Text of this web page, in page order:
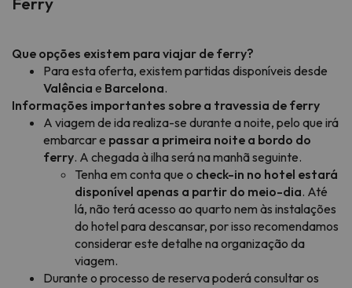
Que opções existem para viajar de ferry?
Para esta oferta, existem partidas disponíveis desde
Valência e Barcelona.
Informações importantes sobre a travessia de ferry
A viagem de ida realiza-se durante a noite, pelo que irá
embarcar e passar a primeira noite a bordo do
ferry. A chegada à ilha será na manhã seguinte.
Tenha em conta que o check-in no hotel estará
disponível apenas a partir do meio-dia. Até
lá, não terá acesso ao quarto nem às instalações
do hotel para descansar, por isso recomendamos
considerar este detalhe na organização da
viagem.
Durante o processo de reserva poderá consultar os